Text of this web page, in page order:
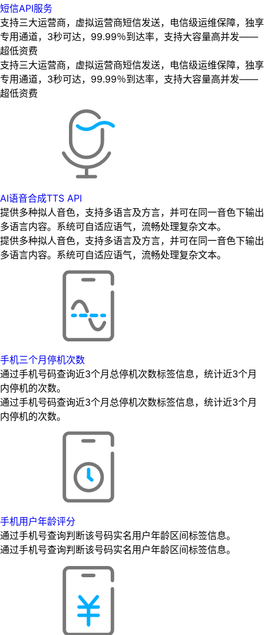
短信API服务
支持三大运营商，虚拟运营商短信发送，电信级运维保障，独享
专用通道，3秒可达，99.99％到达率，支持大容量高并发——
超低资费
支持三大运营商，虚拟运营商短信发送，电信级运维保障，独享
专用通道，3秒可达，99.99％到达率，支持大容量高并发——
超低资费
AI语音合成TTS API
提供多种拟人音色，支持多语言及方言，并可在同一音色下输出
多语言内容。系统可自适应语气，流畅处理复杂文本。
提供多种拟人音色，支持多语言及方言，并可在同一音色下输出
多语言内容。系统可自适应语气，流畅处理复杂文本。
手机三个月停机次数
通过手机号码查询近3个月总停机次数标签信息，统计近3个月
内停机的次数。
通过手机号码查询近3个月总停机次数标签信息，统计近3个月
内停机的次数。
手机用户年龄评分
通过手机号查询判断该号码实名用户年龄区间标签信息。
通过手机号查询判断该号码实名用户年龄区间标签信息。